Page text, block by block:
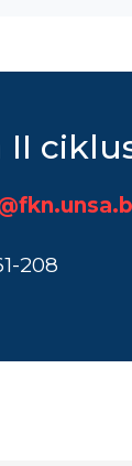
II
208